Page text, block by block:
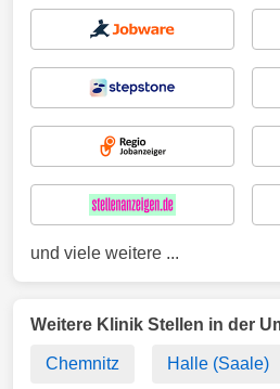
und viele weitere ...
Weitere Klinik Stellen in der
Chemnitz Halle (Saale)